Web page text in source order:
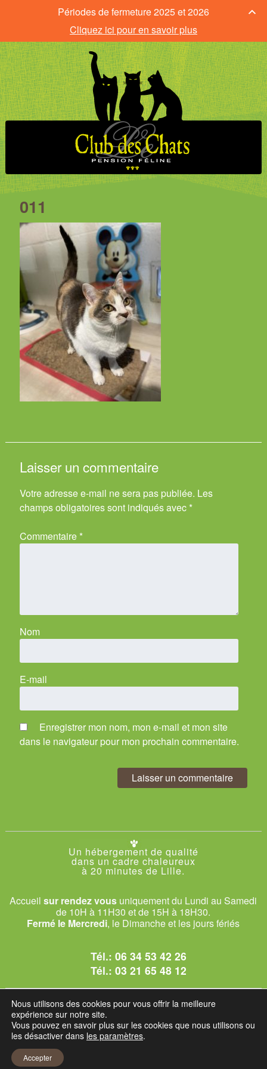
011
Laisser un commentaire
Votre adresse e-mail ne sera pas publiée. Les
champs obligatoires sont indiqués avec *
Commentaire *
Nom
E-mail
Enregistrer mon nom, mon e-mail et mon site
dans le navigateur pour mon prochain commentaire.
Un hébergement de qualité
dans un cadre chaleureux
à 20 minutes de Lille.
Accueilsur rendez vous uniquement du Lundi au Samedi
de 10H à 11H30 et de 15H à 18H30.
Fermé le Mercredi, le Dimanche et les jours fériés
Tél.:06 34 53 42 26
Tél.:03 21 65 48 12
© 2026 Le Club des Chats
1228 rue bataille - 62840 Sailly-sur-la-Lys.
Mentions légales et C.G.U
Nous utilisons des cookies pour vous offrir la meilleure
expérience sur notre site.
Vous pouvez en savoir plus sur les cookies que nous utilisons ou
les désactiver dans les paramètres.
Accepter
Périodes de fermeture 2025 et 2026
Cliquez ici pour en savoir plus